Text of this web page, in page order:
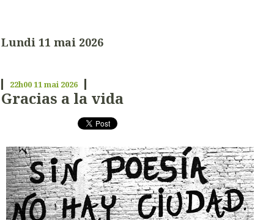
Lundi 11 mai 2026
22h0011mai 2026
Gracias a la vida